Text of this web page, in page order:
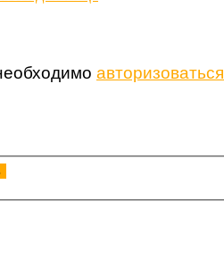
авторизоваться